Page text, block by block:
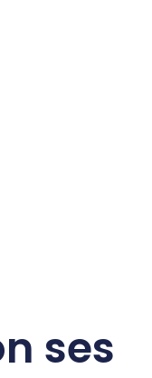
ses